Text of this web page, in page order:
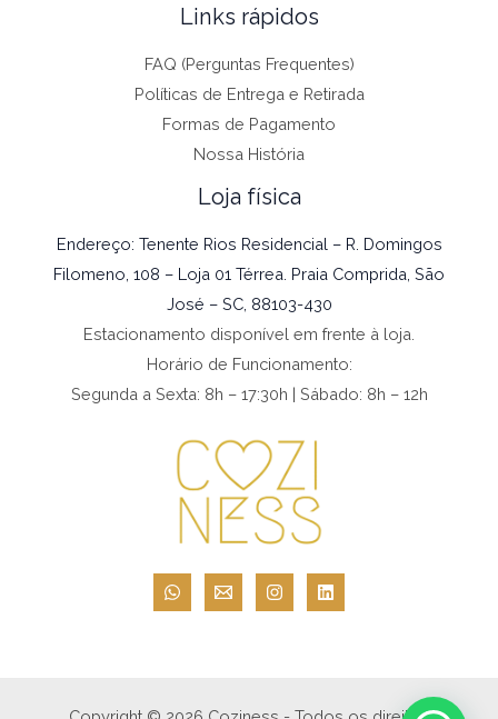
Links rápidos
FAQ (Perguntas Frequentes)
Políticas de Entrega e Retirada
Formas de Pagamento
Nossa História
Loja física
Endereço: Tenente Rios Residencial – R. Domingos
Filomeno, 108 – Loja 01 Térrea. Praia Comprida, São
José – SC, 88103-430
Estacionamento disponível em frente à loja.
Horário de Funcionamento:
Segunda a Sexta: 8h – 17:30h | Sábado: 8h – 12h